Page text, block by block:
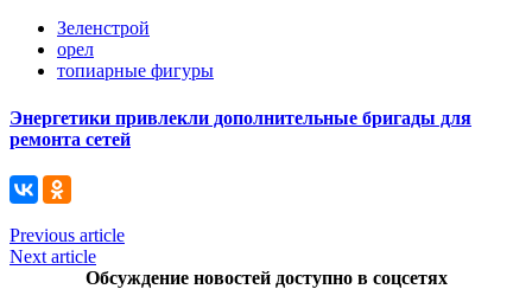
Зеленстрой
орел
топиарные фигуры
Энергетики привлекли дополнительные бригады для
ремонта сетей
Previous article
Next article
Обсуждение новостей доступно в соцсетях